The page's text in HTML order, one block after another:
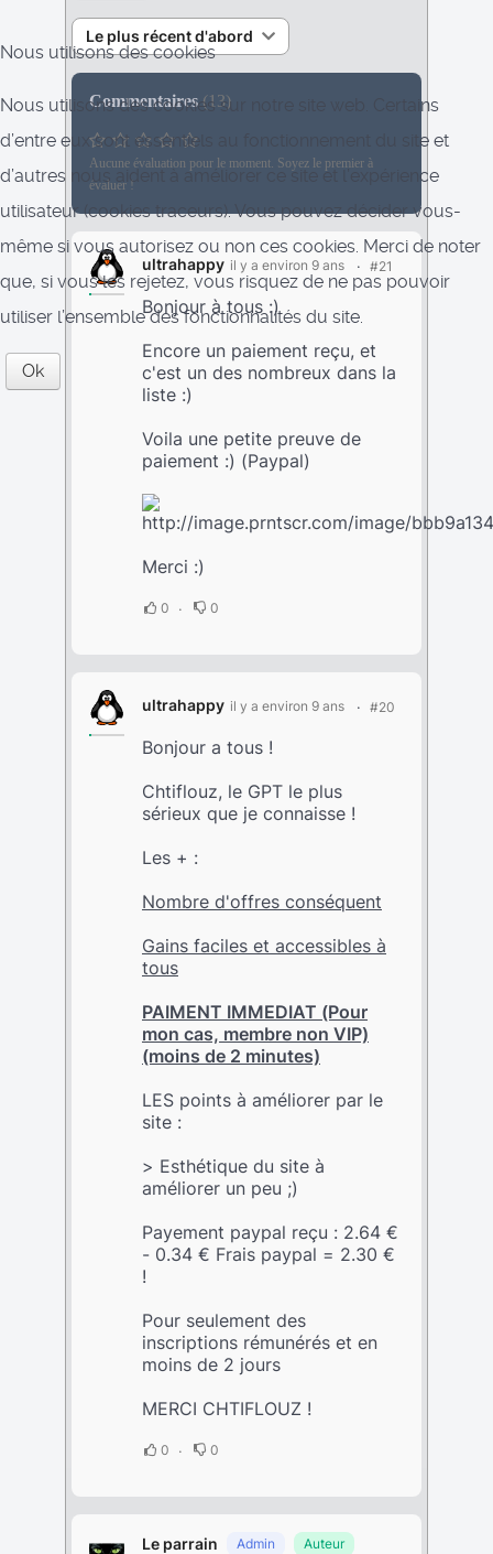
Le plus récent d'abord
Commentaires (13)
Aucune évaluation pour le moment. Soyez le premier à
évaluer !
ultrahappy il y a environ 9 ans #21
Bonjour à tous :)
Encore un paiement reçu, et
c'est un des nombreux dans la
liste :)
Voila une petite preuve de
paiement :) (Paypal)
Merci :)
0 0
ultrahappy il y a environ 9 ans #20
Bonjour a tous !
Chtiflouz, le GPT le plus
sérieux que je connaisse !
Les + :
Nombre d'offres conséquent
Gains faciles et accessibles à
tous
PAIMENT IMMEDIAT (Pour
mon cas, membre non VIP)
(moins de 2 minutes)
LES points à améliorer par le
site :
> Esthétique du site à
améliorer un peu ;)
Payement paypal reçu : 2.64 €
- 0.34 € Frais paypal = 2.30 €
!
Pour seulement des
inscriptions rémunérés et en
moins de 2 jours
MERCI CHTIFLOUZ !
0 0
Le parrain Admin Auteur
Nous utilisons des cookies
Nous utilisons des cookies sur notre site web. Certains
d’entre eux sont essentiels au fonctionnement du site et
d’autres nous aident à améliorer ce site et l’expérience
utilisateur (cookies traceurs). Vous pouvez décider vous-
même si vous autorisez ou non ces cookies. Merci de noter
que, si vous les rejetez, vous risquez de ne pas pouvoir
utiliser l’ensemble des fonctionnalités du site.
Ok